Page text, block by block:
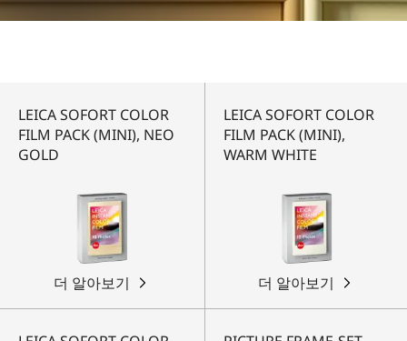
LEICA SOFORT COLOR
FILM PACK (MINI), NEO
GOLD
더 알아보기
LEICA SOFORT COLOR
FILM PACK (MINI),
WARM WHITE
더 알아보기